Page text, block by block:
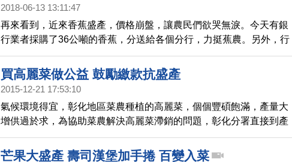
2018-06-13 13:11:47
再來看到，近來香蕉盛產，價格崩盤，讓農民們欲哭無淚。今天有銀
行業者採購了36公噸的香蕉，分送給各個分行，力挺蕉農。另外，行
政院長賴清德也在臉書分享了香蕉吃法，希望民眾多吃香蕉，引起熱
議。
買高麗菜做公益 鼓勵繳款抗盛產
2015-12-21 17:53:10
氣候環境得宜，彰化地區菜農種植的高麗菜，個個豐碩飽滿，產量大
增供過於求，為協助菜農解決高麗菜滯銷的問題，彰化分署直接到產
地向農民購買。
芒果大盛產 壽司漢堡加手捲 百變入菜